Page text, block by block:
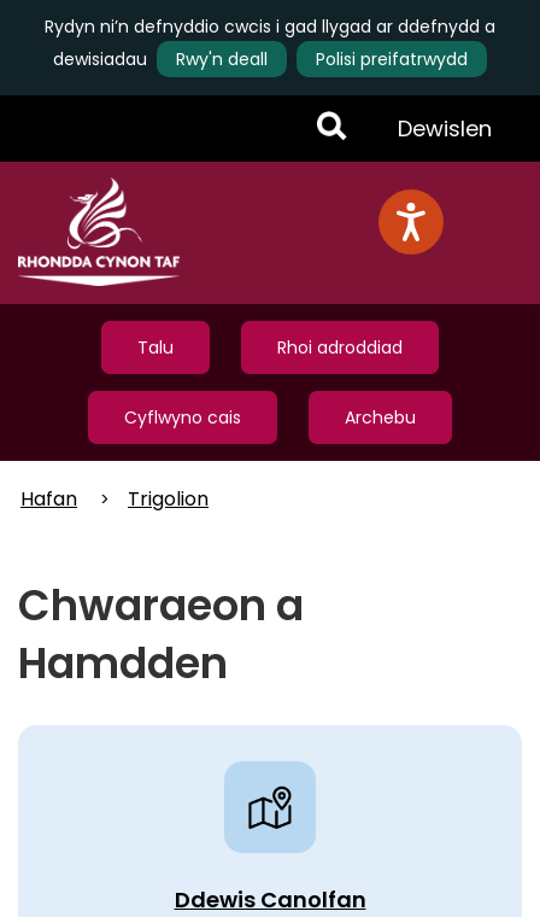
Rydyn ni’n defnyddio cwcis i gad llygad ar ddefnydd a
dewisiadau
Rwy'n deall
Polisi preifatrwydd
Toggle
Menu
Dewislen
Talu Rhoi adroddiad
Cyflwyno cais Archebu
Hafan Trigolion
Chwaraeon a
Hamdden
Ddewis Canolfan